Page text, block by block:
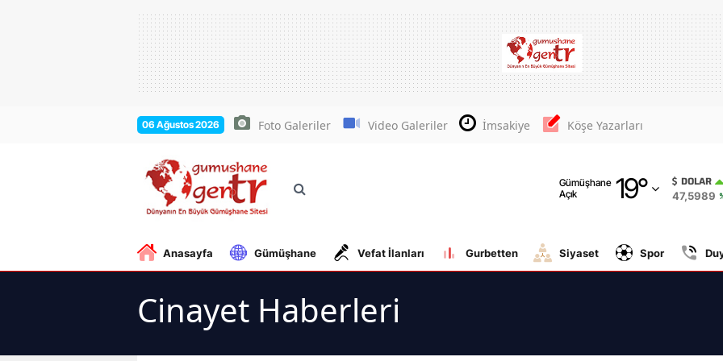
06 Ağustos 2026 Foto Galeriler Video Galeriler İmsakiye Köşe Yazarları
Gümüşhane
Açık
19°
Adana
Adıyaman
Amasya
Antalya
DOLAR
47,5989
Anasayfa Gümüşhane Vefat İlanları Gurbetten Siyaset Spor
Cinayet Haberleri